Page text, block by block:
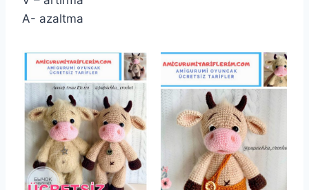
A- azaltma